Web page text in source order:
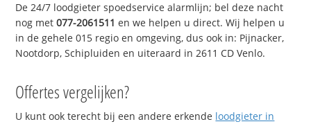
De 24/7 loodgieter spoedservice alarmlijn; bel deze nacht
nog met077-2061511 en we helpen u direct. Wij helpen u
in de gehele 015 regio en omgeving, dus ook in: Pijnacker,
Nootdorp, Schipluiden en uiteraard in 2611 CD Venlo.
Offertes vergelijken?
U kunt ook terecht bij een andere erkende loodgieter in